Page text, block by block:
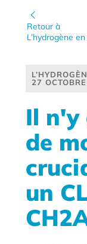
Retour à
L’hydrogène
27
Il n'y
de
un